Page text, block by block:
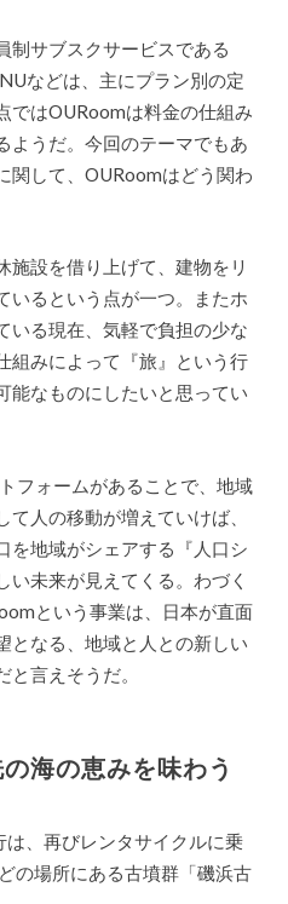
制サブスクサービスである
などは、主にプラン別の定
ではOURoomは料金の仕組み
ようだ。今回のテーマでもあ
関して、OURoomはどう関わ
施設を借り上げて、建物をリ
いるという点が一つ。またホ
いる現在、気軽で負担の少な
組みによって『旅』という行
能なものにしたいと思ってい
フォームがあることで、地域
人の移動が増えていけば、
を地域がシェアする『人口シ
い未来が見えてくる。わづく
という事業は、日本が直面
となる、地域と人との新しい
言えそうだ。
海の恵みを味わう
、再びレンタサイクルに乗
の場所にある古墳群「磯浜古